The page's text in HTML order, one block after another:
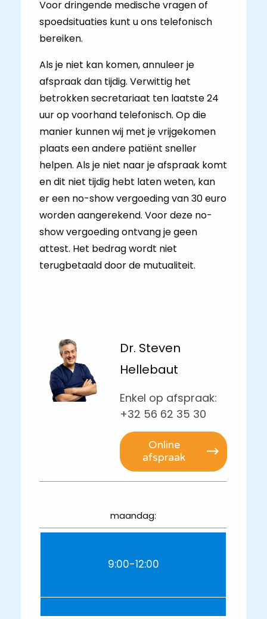
Voor dringende medische vragen of
spoedsituaties kunt u ons telefonisch
bereiken.
Als je niet kan komen, annuleer je
afspraak dan tijdig. Verwittig het
betrokken secretariaat ten laatste 24
uur op voorhand telefonisch. Op die
manier kunnen wij met je vrijgekomen
plaats een andere patiënt sneller
helpen. Als je niet naar je afspraak komt
en dit niet tijdig hebt laten weten, kan
er een no-show vergoeding van 30 euro
worden aangerekend. Voor deze no-
show vergoeding ontvang je geen
attest. Het bedrag wordt niet
terugbetaald door de mutualiteit.
Dr. Steven
Hellebaut
Enkel op afspraak:
+32 56 62 35 30
Online
afspraak
maandag:
9:00-12:00